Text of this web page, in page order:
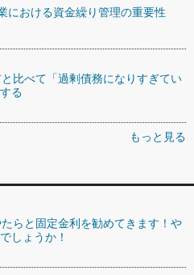
おける資金繰り管理の重要性
比べて「過剰債務になりすぎてい
る
もっと見る
らと固定金利を勧めてきます！や
しょうか！